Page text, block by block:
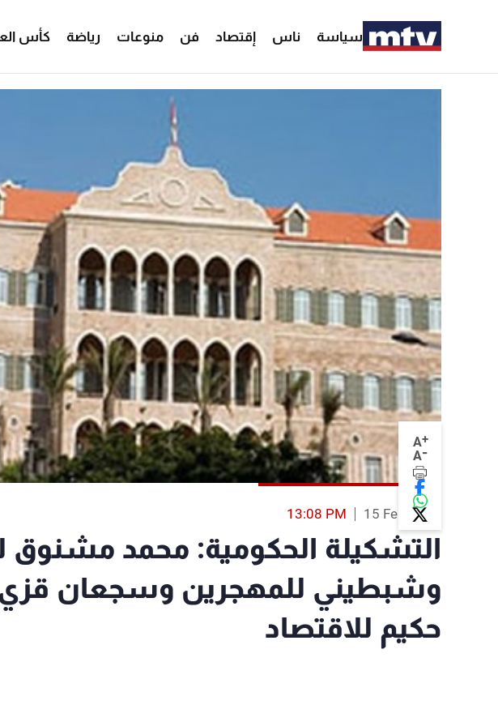
سياسة ناس إقتصاد فن منوعات رياضة كأس
A+
A-
15 Feb 2014
13:08 PM
التشكيلة الحكومية: محمد مشنوق
وشبطيني للمهجرين وسجعان قزي
حكيم للاقتصاد